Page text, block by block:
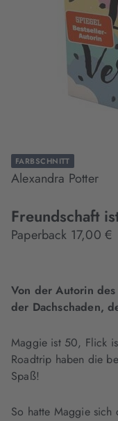
FARBSCHNITT
Alexandra Potter
Freundschaft
Paperback 17,00 €
Von der Autorin des
der Dachschaden,
Maggie ist 50, Flick
Roadtrip haben die
Spaß!
So hatte Maggie sich